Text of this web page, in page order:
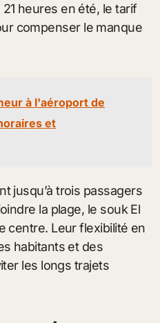
heures en été, le tarif
compenser le manque
à l'aéroport de
et
jusqu’à trois passagers
la plage, le souk El
centre. Leur flexibilité en
habitants et des
les longs trajets